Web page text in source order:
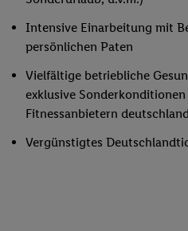
Intensive Einarbeitung mit
persönlichen Paten
Vielfältige betriebliche
exklusive
Fitnessanbietern
Vergünstigtes